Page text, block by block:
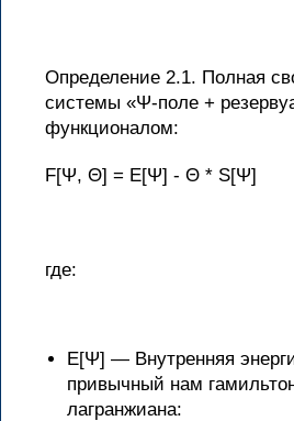
Определение 2.1. Полная
системы «Ψ-поле +
функционалом:
F[Ψ, Θ] = E[Ψ] - Θ * S[Ψ]
где:
E[Ψ] — Внутренняя
привычный нам
лагранжиана: